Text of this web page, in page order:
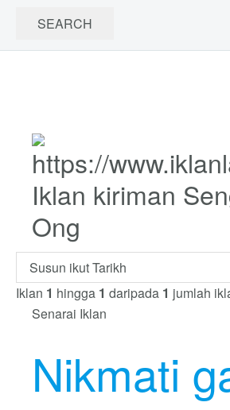
Iklan kiriman
Ong
Iklan 1 hingga 1 daripada 1 jumlah
Senarai Iklan
Nikmati